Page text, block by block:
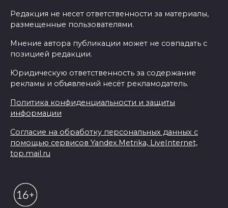
Редакция не несет ответственности за материалы,
размещенные пользователями.
Мнение автора публикации может не совпадать с
позицией редакции.
Юридическую ответственность за содержание
рекламы и объявлений несёт рекламодатель.
Политика конфиденциальности и защиты
информации
Согласие на обработку персональных данных с
помощью сервисов Yandex.Metrika, LiveInternet,
top.mail.ru